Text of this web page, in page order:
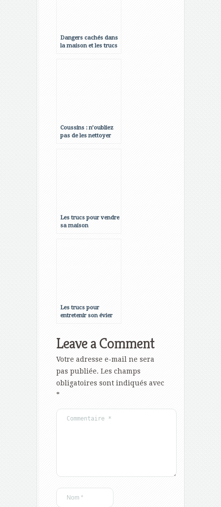
Dangers cachés dans
la maison et les trucs
Coussins : n’oubliez
pas de les nettoyer
Les trucs pour vendre
sa maison
Les trucs pour
entretenir son évier
Leave a Comment
Votre adresse e-mail ne sera
pas publiée. Les champs
obligatoires sont indiqués avec
*